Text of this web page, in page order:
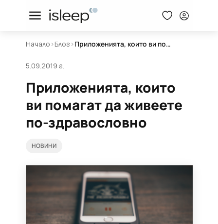
Начало >Блог > Приложенията, които ви помагат да живеете по-здравословно
5.09.2019 г.
Приложенията, които
ви помагат да живеете
по-здравословно
НОВИНИ